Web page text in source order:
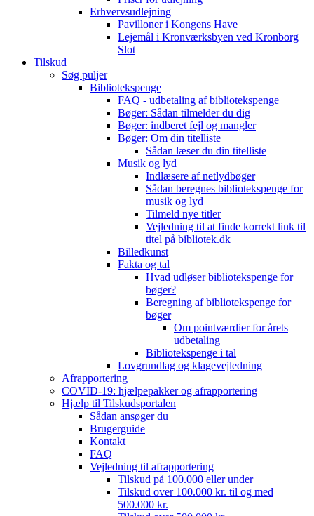
Erhvervsudlejning
Pavilloner i Kongens Have
Lejemål i Kronværksbyen ved Kronborg
Slot
Tilskud
Søg puljer
Bibliotekspenge
FAQ - udbetaling af bibliotekspenge
Bøger: Sådan tilmelder du dig
Bøger: indberet fejl og mangler
Bøger: Om din titelliste
Sådan læser du din titelliste
Musik og lyd
Indlæsere af netlydbøger
Sådan beregnes bibliotekspenge for
musik og lyd
Tilmeld nye titler
Vejledning til at finde korrekt link til
titel på bibliotek.dk
Billedkunst
Fakta og tal
Hvad udløser bibliotekspenge for
bøger?
Beregning af bibliotekspenge for
bøger
Om pointværdier for årets
udbetaling
Bibliotekspenge i tal
Lovgrundlag og klagevejledning
Afrapportering
COVID-19: hjælpepakker og afrapportering
Hjælp til Tilskudsportalen
Sådan ansøger du
Brugerguide
Kontakt
FAQ
Vejledning til afrapportering
Tilskud på 100.000 eller under
Tilskud over 100.000 kr. til og med
500.000 kr.